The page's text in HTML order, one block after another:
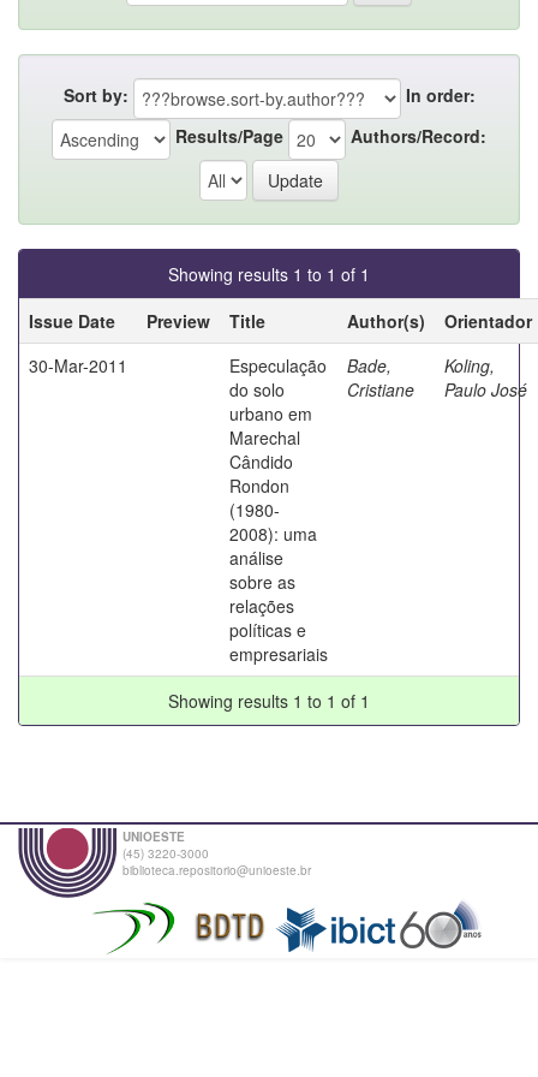
Sort by:
In order:
Results/Page
Authors/Record:
Showing results 1 to 1 of 1
Issue Date
Preview Title Author(s)
Orientador
30-Mar-2011
Especulação
do solo
urbano em
Marechal
Cândido
Rondon
(1980-
2008): uma
análise
sobre as
relações
políticas e
empresariais
Bade,
Cristiane
Koling,
Paulo José
Showing results 1 to 1 of 1
UNIOESTE
(45) 3220-3000
biblioteca.repositorio@unioeste.br